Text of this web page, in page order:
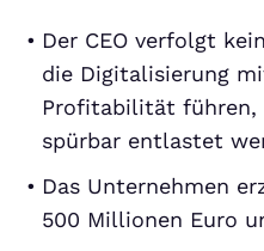
Der CEO verfolgt
die Digitalisierung
Profitabilität führen,
spürbar entlastet
Das Unternehmen
500 Millionen Euro